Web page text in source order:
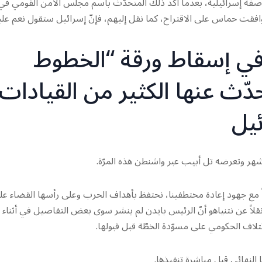
حماس على الاقتراح، كما نقل إليهم، فإنّ إسرائيل ستقول نعم
إسقاط ورقة “الخطوط
عنها الكثير من القيادات
مع جهود إعادة مختطفينا، نحتفظ بأهداف الحرب وعلى رأسها القضاء
عن نتنياهو أنّ الرئيس بايدن لم ينشر سوى بعض التفاصيل في أثناء
الحكومي على مسوّدة الخطّة قبل قبولها.